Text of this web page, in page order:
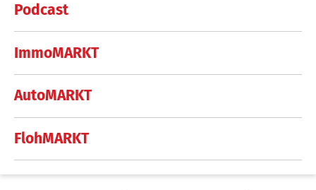
Podcast
ImmoMARKT
AutoMARKT
FlohMARKT